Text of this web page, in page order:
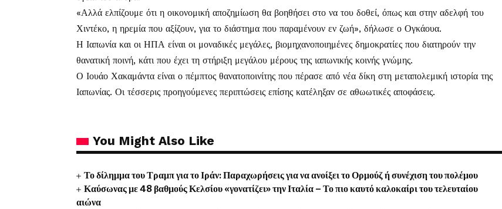
«Αλλά ελπίζουμε ότι η οικονομική αποζημίωση θα βοηθήσει στο να του δοθεί, όπως και στην αδελφή του
Χιντέκο, η ηρεμία που αξίζουν, για το διάστημα που παραμένουν εν ζωή», δήλωσε ο Ογκάουα.
Η Ιαπωνία και οι ΗΠΑ είναι οι μοναδικές μεγάλες, βιομηχανοποιημένες δημοκρατίες που διατηρούν την
θανατική ποινή, κάτι που έχει τη στήριξη μεγάλου μέρους της ιαπωνικής κοινής γνώμης.
Ο Ιουάο Χακαμάντα είναι ο πέμπτος θανατοποινίτης που πέρασε από νέα δίκη στη μεταπολεμική ιστορία της
Ιαπωνίας. Οι τέσσερις προηγούμενες περιπτώσεις επίσης κατέληξαν σε αθωωτικές αποφάσεις.
You Might Also Like
Το δίλημμα του Τραμπ για το Ιράν: Παραχωρήσεις για να ανοίξει το Ορμούζ ή συνέχιση του πολέμου
Καύσωνας με 48 βαθμούς Κελσίου «γονατίζει» την Ιταλία – Το πιο καυτό καλοκαίρι του τελευταίου
αιώνα